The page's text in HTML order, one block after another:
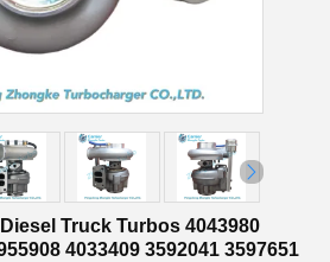
Truck Turbos 4043980
4033409 3592041 3597651